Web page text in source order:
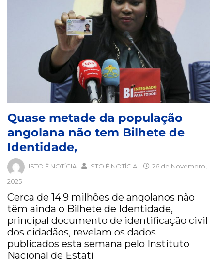
Quase metade da população
angolana não tem Bilhete de
Identidade,
ISTO É NOTÍCIA ISTO É NOTÍCIA
26 de Novembro,
2025
Cerca de 14,9 milhões de angolanos não
têm ainda o Bilhete de Identidade,
principal documento de identificação civil
dos cidadãos, revelam os dados
publicados esta semana pelo Instituto
Nacional de Estatí